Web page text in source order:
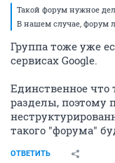
Такой форум нужное
В нашем случае, форум
Группа тоже уже
сервисах Google.
Единственное
разделы, поэтому
такого "форума"
ОТВЕТИТЬ